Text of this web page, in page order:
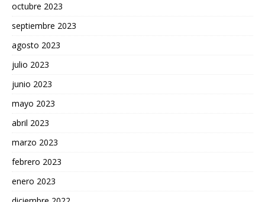
octubre 2023
septiembre 2023
agosto 2023
julio 2023
junio 2023
mayo 2023
abril 2023
marzo 2023
febrero 2023
enero 2023